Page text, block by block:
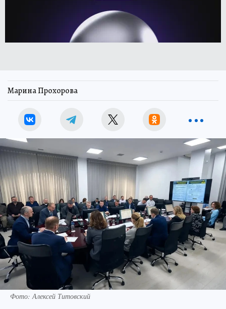
Марина Прохорова
Фото: Алексей Титовский